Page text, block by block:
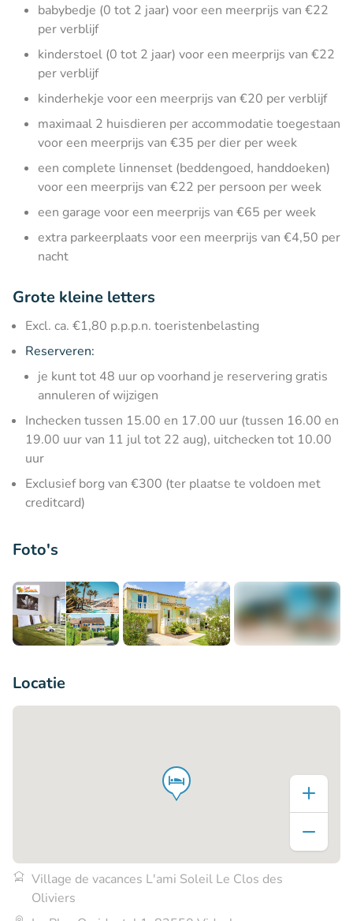
babybedje (0 tot 2 jaar) voor een meerprijs van €22
per verblijf
kinderstoel (0 tot 2 jaar) voor een meerprijs van €22
per verblijf
kinderhekje voor een meerprijs van €20 per verblijf
maximaal 2 huisdieren per accommodatie toegestaan
voor een meerprijs van €35 per dier per week
een complete linnenset (beddengoed, handdoeken)
voor een meerprijs van €22 per persoon per week
een garage voor een meerprijs van €65 per week
extra parkeerplaats voor een meerprijs van €4,50 per
nacht
Grote kleine letters
Excl. ca. €1,80 p.p.p.n. toeristenbelasting
Reserveren:
je kunt tot 48 uur op voorhand je reservering gratis
annuleren of wijzigen
Inchecken tussen 15.00 en 17.00 uur (tussen 16.00 en
19.00 uur van 11 jul tot 22 aug), uitchecken tot 10.00
uur
Exclusief borg van €300 (ter plaatse te voldoen met
creditcard)
Foto's
Locatie
Village de vacances L'ami Soleil Le Clos des
Oliviers